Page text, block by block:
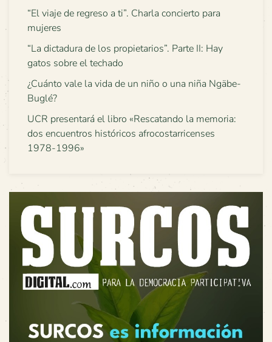
“El viaje de regreso a ti”. Charla concierto para
mujeres
“La dictadura de los propietarios”. Parte II: Hay
gatos sobre el techado
¿Cuánto vale la vida de un niño o una niña Ngäbe-
Buglé?
UCR presentará el libro «Rescatando la memoria:
dos encuentros históricos afrocostarricenses
1978-1996»